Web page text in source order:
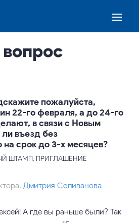
пожалуйста,
22-го февраля, а до 24-го
в связи с Новым
въезд без
на срок до 3-х месяцев?
ШТАМП, ПРИГЛАШЕНИЕ
Дмитрия Селиванова
А где вы раньше были? Так